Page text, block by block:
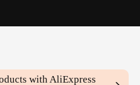
with AliExpress